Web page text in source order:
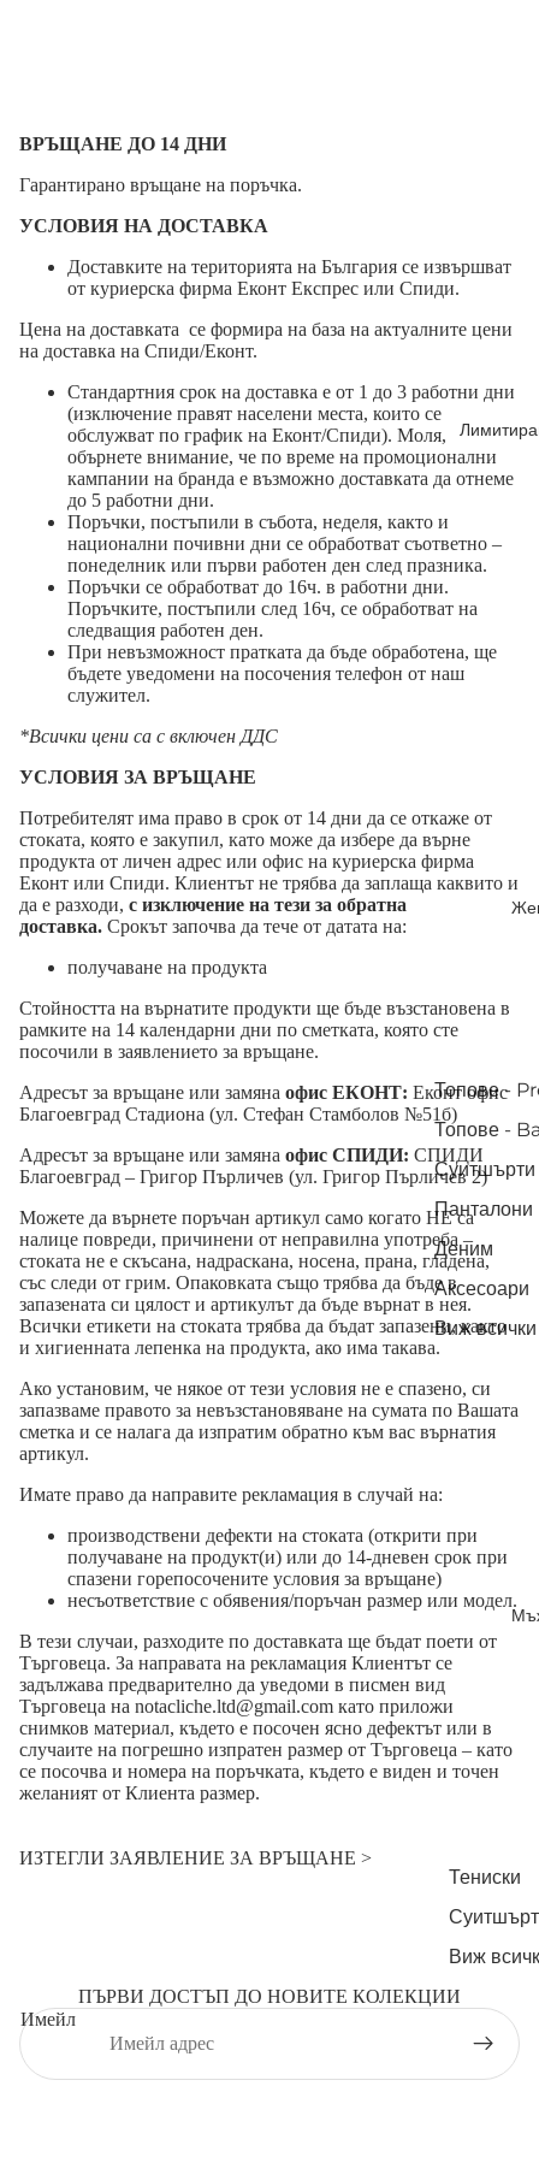
Топове -
Топове -
Суитшърти
Деним
Аксесоари
Виж всички
Тениски
Виж
ВРЪЩАНЕ ДО 14 ДНИ
Гарантирано връщане на поръчка.
УСЛОВИЯ НА ДОСТАВКА
Доставките на територията на България се извършват
от куриерска фирма Еконт Експрес или Спиди.
Цена на доставката се формира на база на актуалните цени
на доставка на Спиди/Еконт.
Стандартния срок на доставка е от 1 до 3 работни дни
(изключение правят населени места, които се
обслужват по график на Еконт/Спиди). Моля,
обърнете внимание, че по време на промоционални
кампании на бранда е възможно доставката да отнеме
до 5 работни дни.
Поръчки, постъпили в събота, неделя, както и
национални почивни дни се обработват съответно –
понеделник или първи работен ден след празника.
Поръчки се обработват до 16ч. в работни дни.
Поръчките, постъпили след 16ч, се обработват на
следващия работен ден.
При невъзможност пратката да бъде обработена, ще
бъдете уведомени на посочения телефон от наш
служител.
*Всички цени са с включен ДДС
УСЛОВИЯ ЗА ВРЪЩАНЕ
Потребителят има право в срок от 14 дни да се откаже от
стоката, която е закупил, като може да избере да върне
продукта от личен адрес или офис на куриерска фирма
Еконт или Спиди. Клиентът не трябва да заплаща каквито и
да е разходи, с изключение на тези за обратна
доставка. Срокът започва да тече от датата на:
получаване на продукта
Стойността на върнатите продукти ще бъде възстановена в
рамките на 14 календарни дни по сметката, която сте
посочили в заявлението за връщане.
Адресът за връщане или замяна офис ЕКОНТ: Еконт офис
Благоевград Стадиона (ул. Стефан Стамболов №51б)
Адресът за връщане или замяна офис СПИДИ: СПИДИ
Благоевград – Григор Пърличев (ул. Григор Пърличев 2)
Можете да върнете поръчан артикул само когато НЕ са
налице повреди, причинени от неправилна употреба –
стоката не е скъсана, надраскана, носена, прана, гладена,
със следи от грим. Опаковката също трябва да бъде в
запазената си цялост и артикулът да бъде върнат в нея.
Всички етикети на стоката трябва да бъдат запазени, както
и хигиенната лепенка на продукта, ако има такава.
Ако установим, че някое от тези условия не е спазено, си
запазваме правото за невъзстановяване на сумата по Вашата
сметка и се налага да изпратим обратно към вас върнатия
артикул.
Имате право да направите рекламация в случай на:
производствени дефекти на стоката (открити при
получаване на продукт(и) или до 14-дневен срок при
спазени горепосочените условия за връщане)
несъответствие с обявения/поръчан размер или модел.
В тези случаи, разходите по доставката ще бъдат поети от
Търговеца. За направата на рекламация Клиентът се
задължава предварително да уведоми в писмен вид
Търговеца на notacliche.ltd@gmail.com като приложи
снимков материал, където е посочен ясно дефектът или в
случаите на погрешно изпратен размер от Търговеца – като
се посочва и номера на поръчката, където е виден и точен
желаният от Клиента размер.
ИЗТЕГЛИ ЗАЯВЛЕНИЕ ЗА ВРЪЩАНЕ >
ПЪРВИ ДОСТЪП ДО НОВИТЕ КОЛЕКЦИИ
Имейл